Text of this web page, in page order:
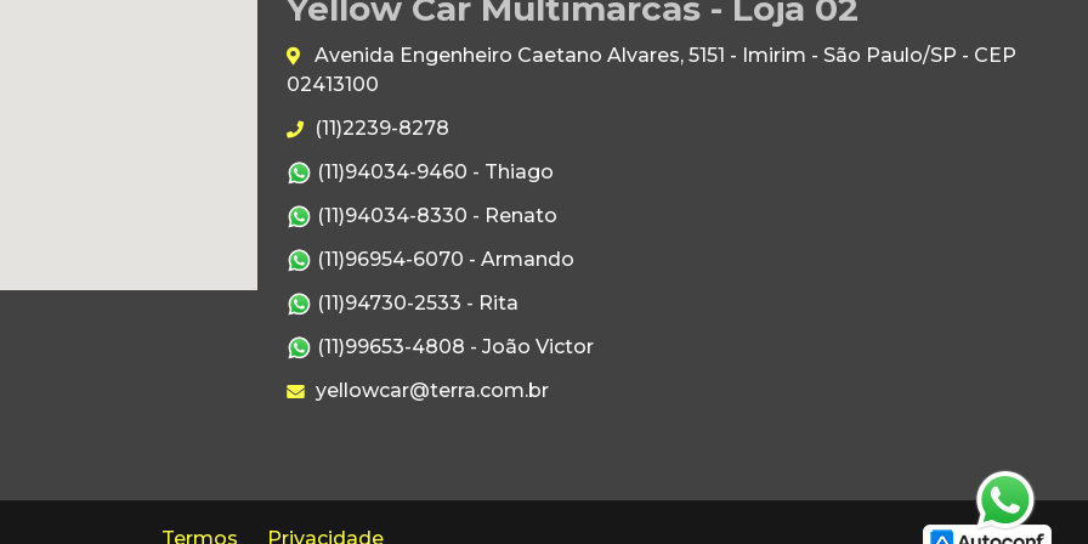
Avenida Engenheiro Caetano Alvares, 5151 - Imirim - São Paulo/SP - CEP
02413100
(11)2239-8278
(11)94034-9460 - Thiago
(11)94034-8330 - Renato
(11)96954-6070 - Armando
(11)94730-2533 - Rita
(11)99653-4808 - João Victor
yellowcar@terra.com.br
Termos Privacidade